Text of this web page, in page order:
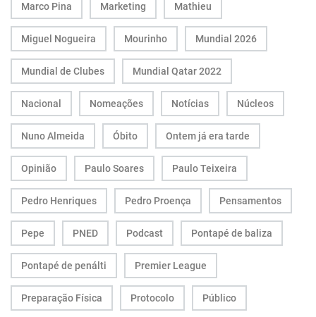
Marco Pina Marketing Mathieu
Miguel Nogueira Mourinho Mundial 2026
Mundial de Clubes Mundial Qatar 2022
Nacional Nomeações Notícias Núcleos
Nuno Almeida Óbito Ontem já era tarde
Opinião Paulo Soares Paulo Teixeira
Pedro Henriques Pedro Proença Pensamentos
Pepe PNED Podcast Pontapé de baliza
Pontapé de penálti Premier League
Preparação Física Protocolo Público